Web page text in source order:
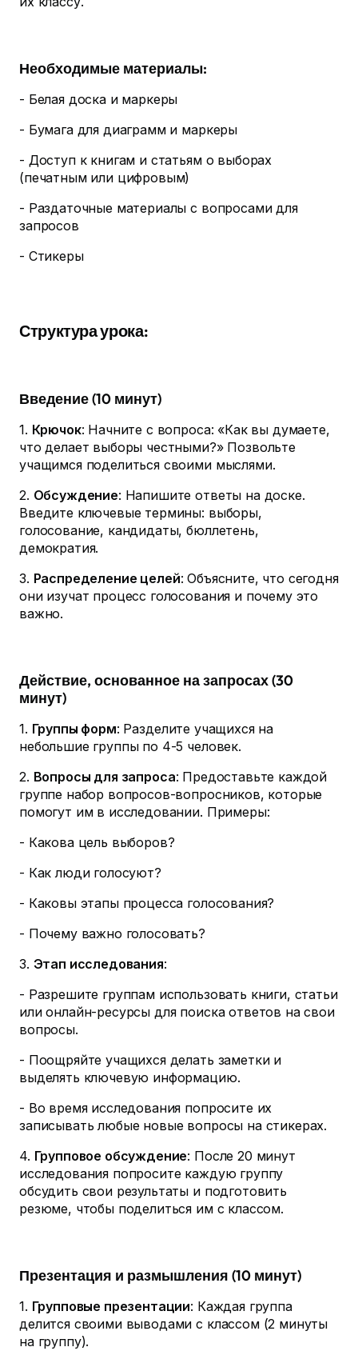
Необходимые материалы:
- Белая доска и маркеры
- Бумага для диаграмм и маркеры
- Доступ к книгам и статьям о выборах
(печатным или цифровым)
- Раздаточные материалы с вопросами для
запросов
- Стикеры
Структура урока:
Введение (10 минут)
1. Крючок: Начните с вопроса: «Как вы думаете,
что делает выборы честными?» Позвольте
учащимся поделиться своими мыслями.
2. Обсуждение: Напишите ответы на доске.
Введите ключевые термины: выборы,
голосование, кандидаты, бюллетень,
демократия.
3. Распределение целей: Объясните, что сегодня
они изучат процесс голосования и почему это
важно.
Действие, основанное на запросах (30
минут)
1. Группы форм: Разделите учащихся на
небольшие группы по 4-5 человек.
2. Вопросы для запроса: Предоставьте каждой
группе набор вопросов-вопросников, которые
помогут им в исследовании. Примеры:
- Какова цель выборов?
- Как люди голосуют?
- Каковы этапы процесса голосования?
- Почему важно голосовать?
3. Этап исследования:
- Разрешите группам использовать книги, статьи
или онлайн-ресурсы для поиска ответов на свои
вопросы.
- Поощряйте учащихся делать заметки и
выделять ключевую информацию.
- Во время исследования попросите их
записывать любые новые вопросы на стикерах.
4. Групповое обсуждение: После 20 минут
исследования попросите каждую группу
обсудить свои результаты и подготовить
резюме, чтобы поделиться им с классом.
Презентация и размышления (10 минут)
1. Групповые презентации: Каждая группа
делится своими выводами с классом (2 минуты
на группу).